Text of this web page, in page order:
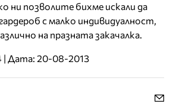
ни позволите бихме искали да
с малко индивидуалност,
на празната закачалка.
| Дата: 20-08-2013